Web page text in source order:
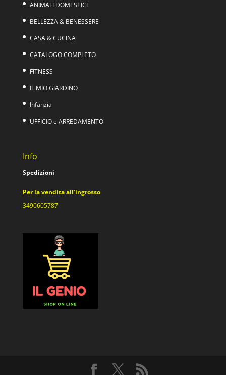
ANIMALI DOMESTICI
BELLEZZA & BENESSERE
CASA & CUCINA
CATALOGO COMPLETO
FITNESS
IL MIO GIARDINO
Infanzia
UFFICIO e ARREDAMENTO
Info
Spedizioni
Per la vendita all’ingrosso
3490605787